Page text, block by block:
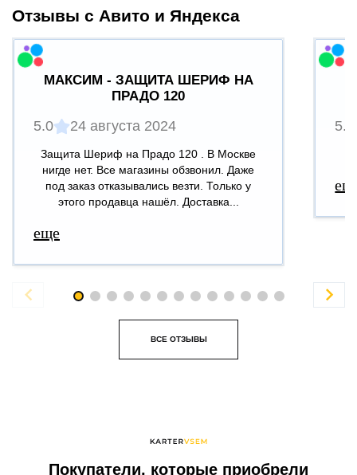
Отзывы с Авито и Яндекса
МАКСИМ - ЗАЩИТА ШЕРИФ НА
ПРАДО 120
5.0 24 августа 2024
Защита Шериф на Прадо 120 . В Москве
нигде нет. Все магазины обзвонил. Даже
под заказ отказывались везти. Только у
этого продавца нашёл. Доставка...
еще
5.0
 
ВСЕ ОТЗЫВЫ
Покупатели, которые приобрели